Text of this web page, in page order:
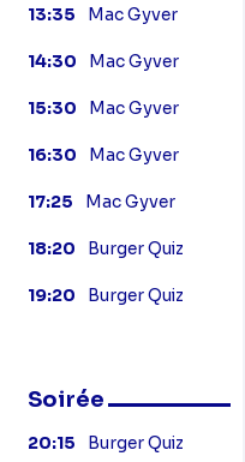
13:35 Mac Gyver
14:30 Mac Gyver
15:30 Mac Gyver
16:30 Mac Gyver
17:25 Mac Gyver
18:20 Burger Quiz
19:20 Burger Quiz
Soirée
20:15 Burger Quiz